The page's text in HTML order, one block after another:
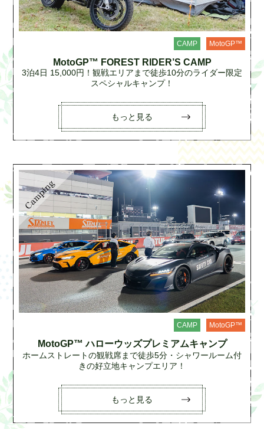
CAMP MotoGP™
MotoGP™ FOREST RIDER’S CAMP
3泊4日 15,000円！観戦エリアまで徒歩10分のライダー限定
スペシャルキャンプ！
もっと見る
CAMP MotoGP™
MotoGP™ ハローウッズプレミアムキャンプ
ホームストレートの観戦席まで徒歩5分・シャワールーム付
きの好立地キャンプエリア！
もっと見る